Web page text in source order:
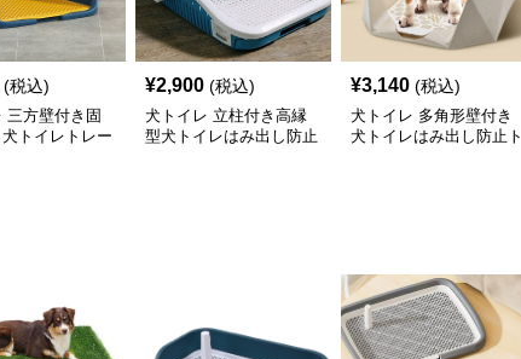
(税込)
三方壁付き固
トイレトレー
¥2,900 (税込)
犬トイレ 立柱付き高縁
型犬トイレはみ出し防止
¥3,140 (税込)
犬トイレ 多角形壁付き
犬トイレはみ出し防止ト